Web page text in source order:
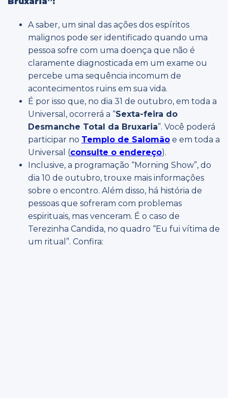
A saber, um sinal das ações dos espíritos
malignos pode ser identificado quando uma
pessoa sofre com uma doença que não é
claramente diagnosticada em um exame ou
percebe uma sequência incomum de
acontecimentos ruins em sua vida.
É por isso que, no dia 31 de outubro, em toda a
Universal, ocorrerá a “Sexta-feira do
Desmanche Total da Bruxaria”. Você poderá
participar no Templo de Salomão e em toda a
Universal (consulte o endereço).
Inclusive, a programação “Morning Show”, do
dia 10 de outubro, trouxe mais informações
sobre o encontro. Além disso, há história de
pessoas que sofreram com problemas
espirituais, mas venceram. É o caso de
Terezinha Candida, no quadro “Eu fui vítima de
um ritual”. Confira: